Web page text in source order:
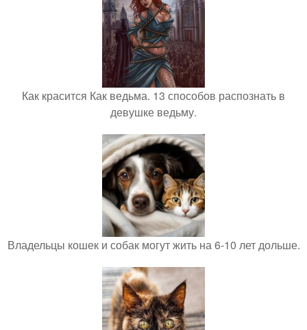
Как красится Как ведьма. 13 способов распознать в
девушке ведьму.
Владельцы кошек и собак могут жить на 6-10 лет дольше.